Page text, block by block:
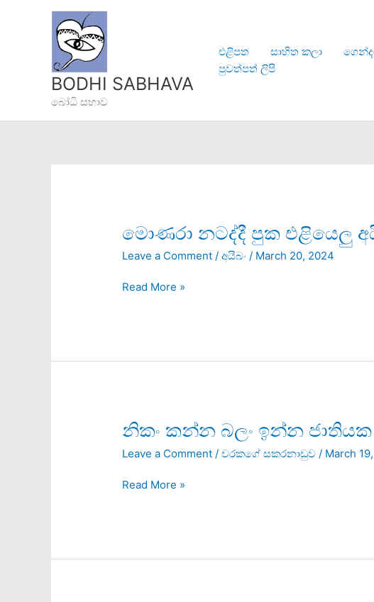
BODHI SABHAVA
බෝධි සභාව
එළිපත සාහිත කලා
පුවත්පත් ලිපි
මොණරා නටද්දී පුක එළියෙලු
Leave a Comment /අයිබං / March 20, 2024
මොණරා
පුක
Read More »
නිකං කන්න බලං ඉන්න ජාතියක
Leave a Comment /චරකගේ සකරනාඩුව / March
නිකං
බලං
Read More »